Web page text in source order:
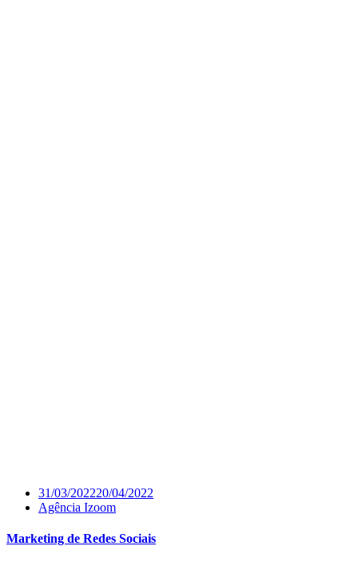
31/03/202220/04/2022
Agência Izoom
Marketing de Redes Sociais